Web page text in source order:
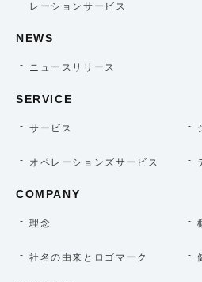
レーションサービス
NEWS
ニュースリリース
SERVICE
サービス
オペレーションズサービス
COMPANY
理念
社名の由来とロゴマーク